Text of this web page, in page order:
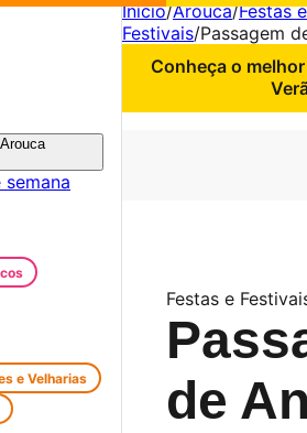
Início/Arouca/Festas e
Festivais/Passagem
Conheça o
Festas e
de
Arouca
semana
e Velharias